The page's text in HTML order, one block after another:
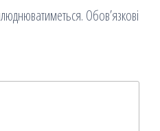
Обов’язкові